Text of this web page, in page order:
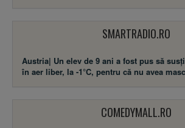
SMARTRADIO.RO
Austria| Un elev de 9 ani a fost pus să
în aer liber, la -1°C, pentru că nu avea
COMEDYMALL.RO